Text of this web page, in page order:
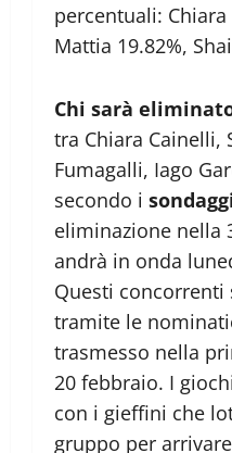
percentuali: Chiara
Mattia 19.82%,
Chi sarà
tra Chiara Cainelli,
Fumagalli, Iago
secondo i
eliminazione nella
andrà in onda
Questi
tramite le
trasmesso nella
20 febbraio. I
con i gieffini che
gruppo per